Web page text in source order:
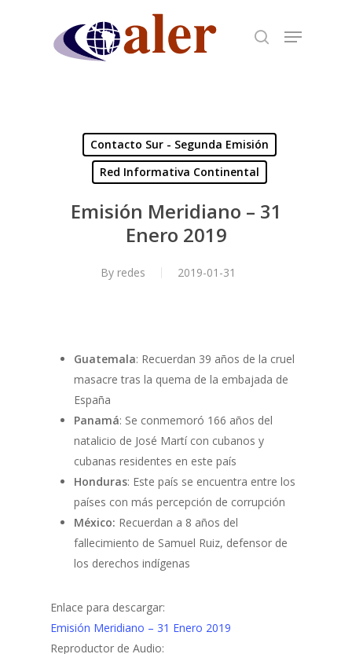
Contacto Sur - Segunda Emisión
Red Informativa Continental
Emisión Meridiano – 31
Enero 2019
By redes 2019-01-31
Guatemala: Recuerdan 39 años de la cruel
masacre tras la quema de la embajada de
España
Panamá: Se conmemoró 166 años del
natalicio de José Martí con cubanos y
cubanas residentes en este país
Honduras: Este país se encuentra entre los
países con más percepción de corrupción
México: Recuerdan a 8 años del
fallecimiento de Samuel Ruiz, defensor de
los derechos indígenas
Enlace para descargar:
Emisión Meridiano – 31 Enero 2019
Reproductor de Audio: